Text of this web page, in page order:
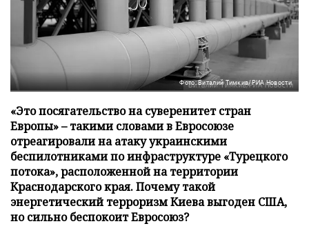
Фото: Виталий Тимкив/РИА Новости
«Это посягательство на суверенитет стран
Европы» – такими словами в Евросоюзе
отреагировали на атаку украинскими
беспилотниками по инфраструктуре «Турецкого
потока», расположенной на территории
Краснодарского края. Почему такой
энергетический терроризм Киева выгоден США,
но сильно беспокоит Евросоюз?